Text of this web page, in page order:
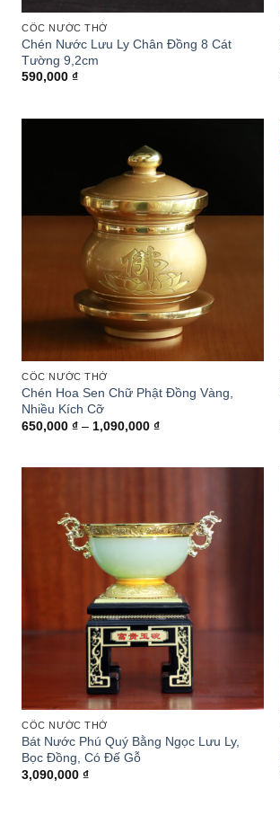
CỐC NƯỚC THỜ
Chén Nước Lưu Ly Chân Đồng 8 Cát
Tường 9,2cm
590,000₫
CỐC NƯỚC THỜ
Chén Hoa Sen Chữ Phật Đồng Vàng,
Nhiều Kích Cỡ
650,000₫ – 1,090,000₫Khoảng
CỐC NƯỚC THỜ
Bát Nước Phú Quý Bằng Ngọc Lưu Ly,
Bọc Đồng, Có Đế Gỗ
3,090,000₫